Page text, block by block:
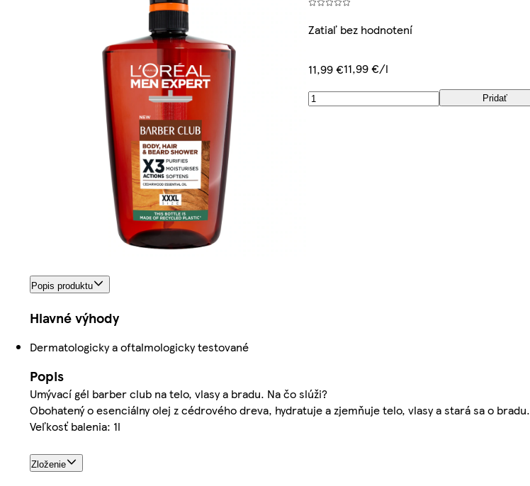
Zatiaľ bez hodnotení
11,99 €11,99 €/l
Pridať
Popis produktu
Hlavné výhody
Dermatologicky a oftalmologicky testované
Popis
Umývací gél barber club na telo, vlasy a bradu. Na čo slúži?
Obohatený o esenciálny olej z cédrového dreva, hydratuje a zjemňuje telo, vlasy a stará sa o bradu.
Veľkosť balenia: 1l
Zloženie